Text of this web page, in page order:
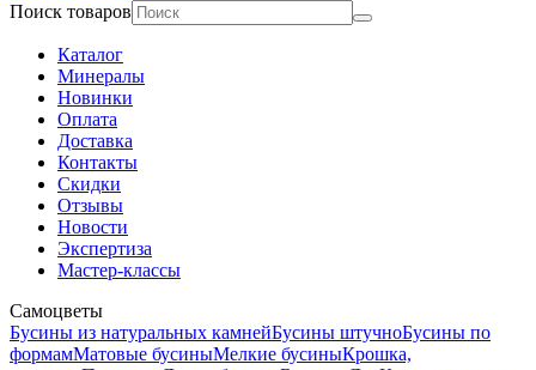
Поиск товаров
Каталог
Минералы
Новинки
Оплата
Доставка
Контакты
Скидки
Отзывы
Новости
Экспертиза
Мастер-классы
Самоцветы
Бусины из натуральных камнейБусины штучноБусины по
формамМатовые бусиныМелкие бусиныКрошка,